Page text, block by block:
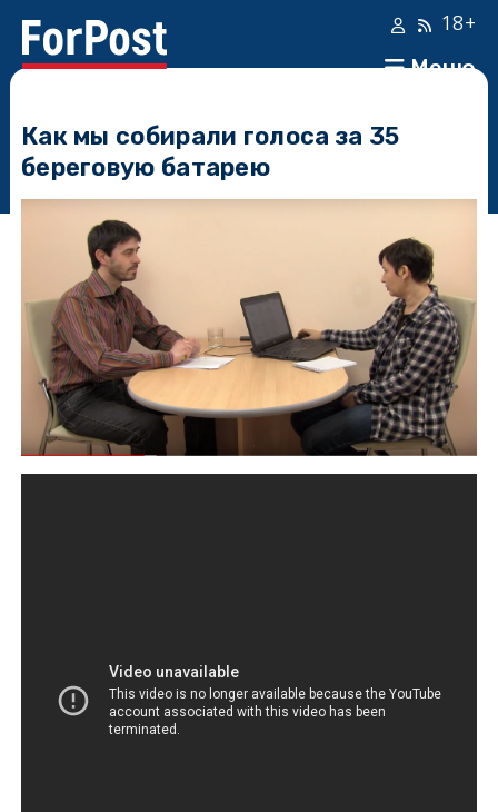
Меню
18+
Как мы собирали голоса за 35
береговую батарею